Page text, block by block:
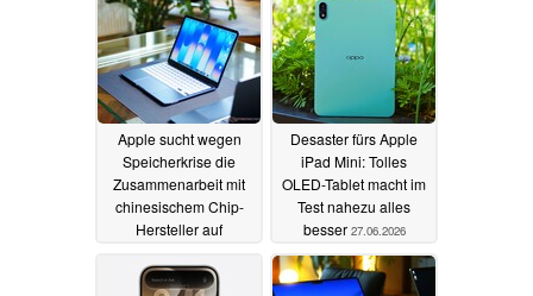
Apple sucht wegen
Speicherkrise die
Zusammenarbeit mit
chinesischem Chip-
Hersteller auf
27.06.2026
Desaster fürs Apple
iPad Mini: Tolles
OLED-Tablet macht im
Test nahezu alles
besser 27.06.2026